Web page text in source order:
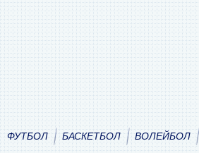
ФУТБОЛ БАСКЕТБОЛ ВОЛЕЙБОЛ